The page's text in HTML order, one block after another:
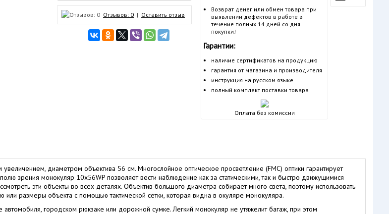
Отзывов: 0 | Оставить отзыв
Возврат денег или обмен товара при
выявлении дефектов в работе в
течение полных 14 дней со дня
покупки!
Гарантии:
наличие сертификатов на продукцию
гарантия от магазина и производителя
инструкция на русском языке
полный комплект поставки товара
Оплата без комиссии
увеличением, диаметром объектива 56 см. Многослойное оптическое просветление (FMC) оптики гарантирует
зрения монокуляр 10х56WP позволяет вести наблюдение как за статическими, так и быстро движущимися
эти объекты во всех деталях. Объектив большого диаметра собирает много света, поэтому использовать
размеры объекта с помощью тактической сетки, которая видна в окуляре монокуляра.
городском рюкзаке или дорожной сумке. Легкий монокуляр не утяжелит багаж, при этом